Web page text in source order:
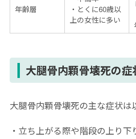
年齢層
とくに60歳以
上の女性に多い
大腿骨内顆骨壊死の症
大腿骨内顆骨壊死の主な症状は
立ち上がる際や階段の上り下